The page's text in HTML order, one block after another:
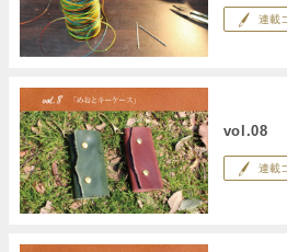
連載
vol.08
連載